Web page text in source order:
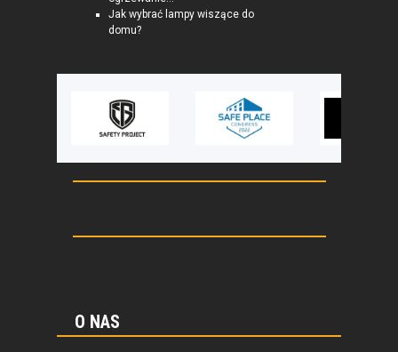
Jak wybrać lampy wiszące do
domu?
O NAS